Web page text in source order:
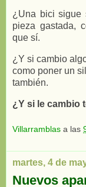
¿Una bici sigue
pieza gastada,
que sí.
¿Y si cambio
como poner un
también.
¿Y si le cambio
Villarramblas a las
martes, 4 de
Nuevos